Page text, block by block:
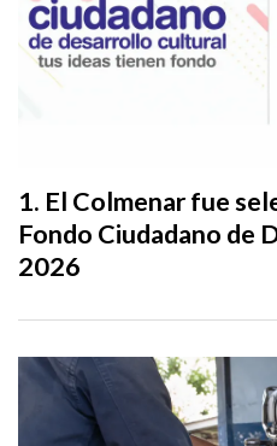
El Colmenar fue
Fondo Ciudadano de
2026